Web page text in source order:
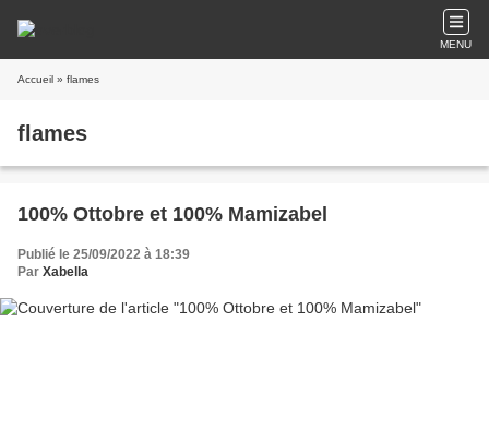
MENU
Accueil » flames
flames
100% Ottobre et 100% Mamizabel
Publié le 25/09/2022 à 18:39
Par Xabella